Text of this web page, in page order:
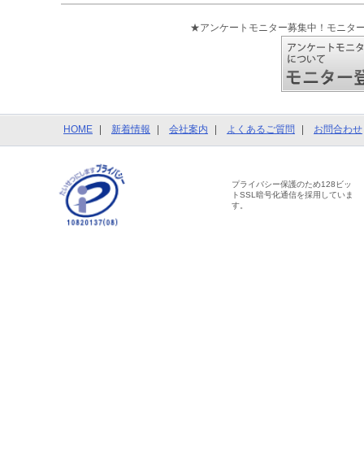
★アンケートモニター募集中！モニタ
HOME 新着情報 会社案内 よくあるご質問 お問合わせ
プライバシー保護のため128ビッ
トSSL暗号化通信を採用していま
す。